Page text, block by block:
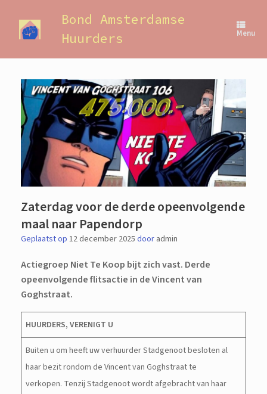
inhoud
Bond Amsterdamse
Huurders
Menu
Zaterdag voor de derde opeenvolgende
maal naar Papendorp
Geplaatst op 12 december 2025 door admin
Actiegroep Niet Te Koop bijt zich vast. Derde
opeenvolgende flitsactie in de Vincent van
Goghstraat.
HUURDERS, VERENIGT U
Buiten u om heeft uw verhuurder Stadgenoot besloten al
haar bezit rondom de Vincent van Goghstraat te
verkopen. Tenzij Stadgenoot wordt afgebracht van haar